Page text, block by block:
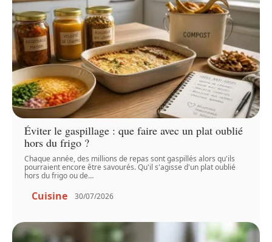
Éviter le gaspillage : que faire avec un plat oublié
hors du frigo ?
Chaque année, des millions de repas sont gaspillés alors qu'ils
pourraient encore être savourés. Qu'il s'agisse d'un plat oublié
hors du frigo ou de…
Cuisine 30/07/2026